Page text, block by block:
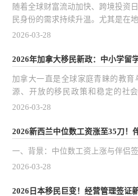
随着全球财富流动加快、跨境投资
民身份的需求持续升温。尤其是在
全球经济不确定性增加的大背景下
最新调查显示，内地高净值人群偏
求。
2026-03-28
2026年加拿大移民新政：中小学留
加拿大一直是全球家庭青睐的教
源、开放的移民政策和稳定的社
年，加拿大官方宣布继续豁免中小
2026-03-28
2026新西兰中位数工资涨至35刀！
一、背景：中位数工资上涨与伴侣
2026-03-28
2026日本移民巨变！经营管理签证